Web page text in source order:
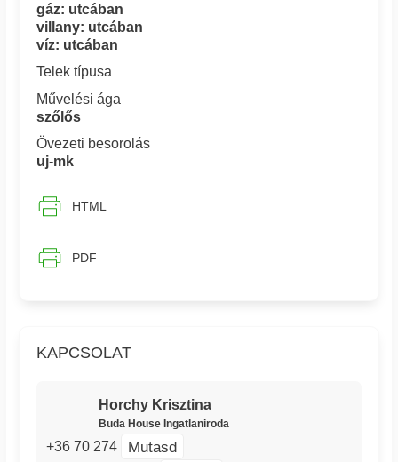
KAPCSOLAT
Horchy Krisztina
Buda House Ingatlaniroda
+36 70 274 Mutasd
gáz: utcában
villany: utcában
víz: utcában
Telek típusa
Művelési ága
szőlős
Övezeti besorolás
uj-mk
HTML
PDF